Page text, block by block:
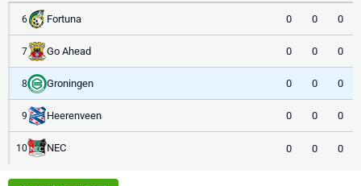
6 Fortuna 0 0 0
7 Go Ahead 0 0 0
8 Groningen 0 0 0
9 Heerenveen 0 0 0
10 NEC 0 0 0